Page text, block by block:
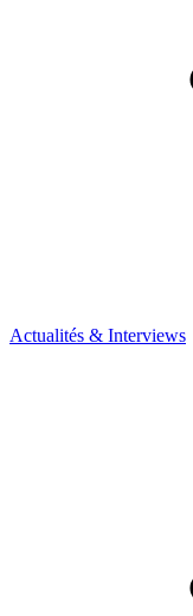
Actualités & Interviews